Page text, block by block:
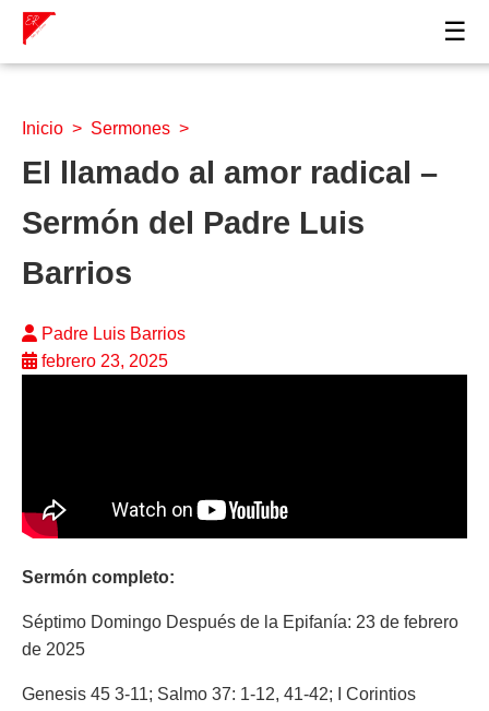
☰
Inicio > Sermones >
El llamado al amor radical –
Sermón del Padre Luis
Barrios
Padre Luis Barrios
febrero 23, 2025
Sermón completo:
Séptimo Domingo Después de la Epifanía: 23 de febrero
de 2025
Genesis 45 3-11; Salmo 37: 1-12, 41-42; I Corintios